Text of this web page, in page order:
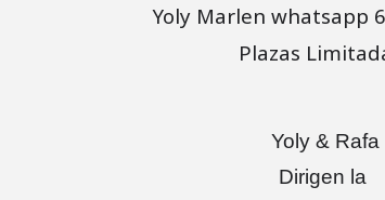
Yoly Marlen whatsapp
Plazas
Yoly & Rafa
Dirigen la